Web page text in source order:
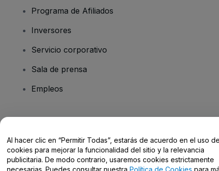
Programa de Afiliados
Inversores
Servicio corporativo
Sala de prensa
Empleos
Centro de Ayuda / Contacto
Al hacer clic en “Permitir Todas”, estarás de acuerdo en el uso
cookies para mejorar la funcionalidad del sitio y la relevancia
publicitaria. De modo contrario, usaremos cookies estrictamente
necesarias. Puedes consultar nuestra Política de Cookies para